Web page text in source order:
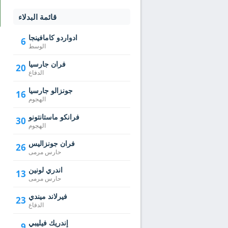
قائمة البدلاء
6 ادواردو كامافينجا
الوسط
20 فران جارسيا
الدفاع
16 جونزالو جارسيا
الهجوم
30 فرانكو ماستانتونو
الهجوم
26 فران جونزاليس
حارس مرمى
13 اندري لونين
حارس مرمى
23 فيرلاند ميندي
الدفاع
إندريك فيليبي